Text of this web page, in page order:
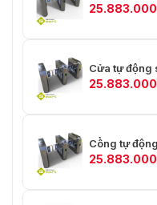
25.883.000
Cửa tự động
25.883.000
Cổng tự
25.883.000